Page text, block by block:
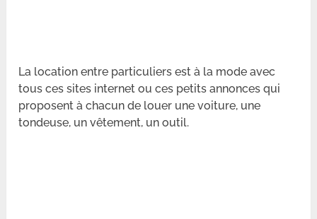
La location entre particuliers est à la mode avec
tous ces sites internet ou ces petits annonces qui
proposent à chacun de louer une voiture, une
tondeuse, un vêtement, un outil.